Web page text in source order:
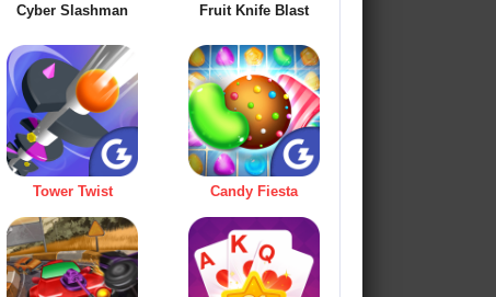
Cyber Slashman Fruit Knife Blast
Tower Twist Candy Fiesta